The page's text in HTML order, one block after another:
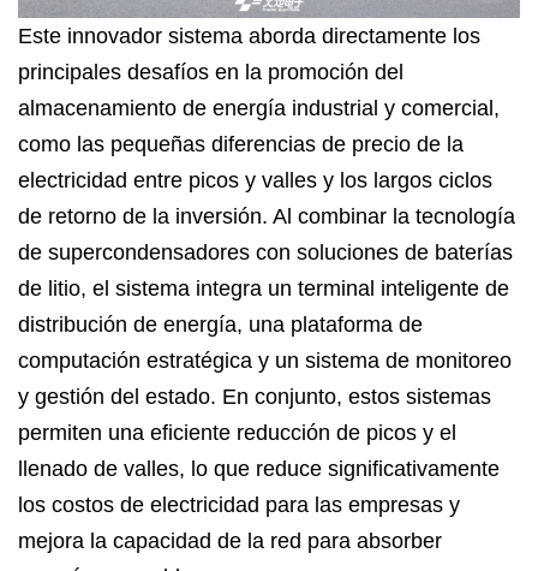
Este innovador sistema aborda directamente los
principales desafíos en la promoción del
almacenamiento de energía industrial y comercial,
como las pequeñas diferencias de precio de la
electricidad entre picos y valles y los largos ciclos
de retorno de la inversión. Al combinar la tecnología
de supercondensadores con soluciones de baterías
de litio, el sistema integra un terminal inteligente de
distribución de energía, una plataforma de
computación estratégica y un sistema de monitoreo
y gestión del estado. En conjunto, estos sistemas
permiten una eficiente reducción de picos y el
llenado de valles, lo que reduce significativamente
los costos de electricidad para las empresas y
mejora la capacidad de la red para absorber